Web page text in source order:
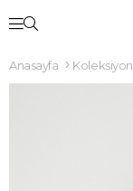
Anasayfa Koleksiyon